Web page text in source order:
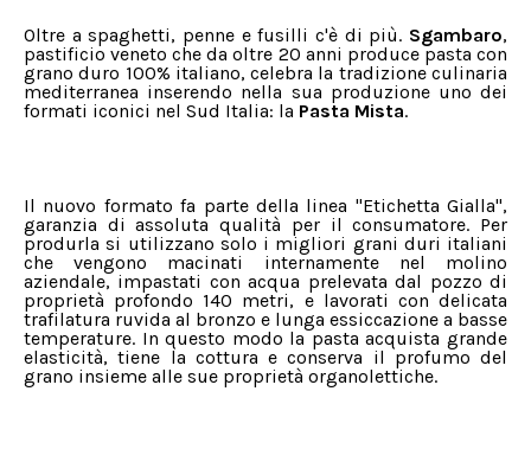
Oltre a spaghetti, penne e fusilli c'è di più. Sgambaro,
pastificio veneto che da oltre 20 anni produce pasta con
grano duro 100% italiano, celebra la tradizione culinaria
mediterranea inserendo nella sua produzione uno dei
formati iconici nel Sud Italia: la Pasta Mista.
Il nuovo formato fa parte della linea "Etichetta Gialla",
garanzia di assoluta qualità per il consumatore. Per
produrla si utilizzano solo i migliori grani duri italiani
che vengono macinati internamente nel molino
aziendale, impastati con acqua prelevata dal pozzo di
proprietà profondo 140 metri, e lavorati con delicata
trafilatura ruvida al bronzo e lunga essiccazione a basse
temperature. In questo modo la pasta acquista grande
elasticità, tiene la cottura e conserva il profumo del
grano insieme alle sue proprietà organolettiche.